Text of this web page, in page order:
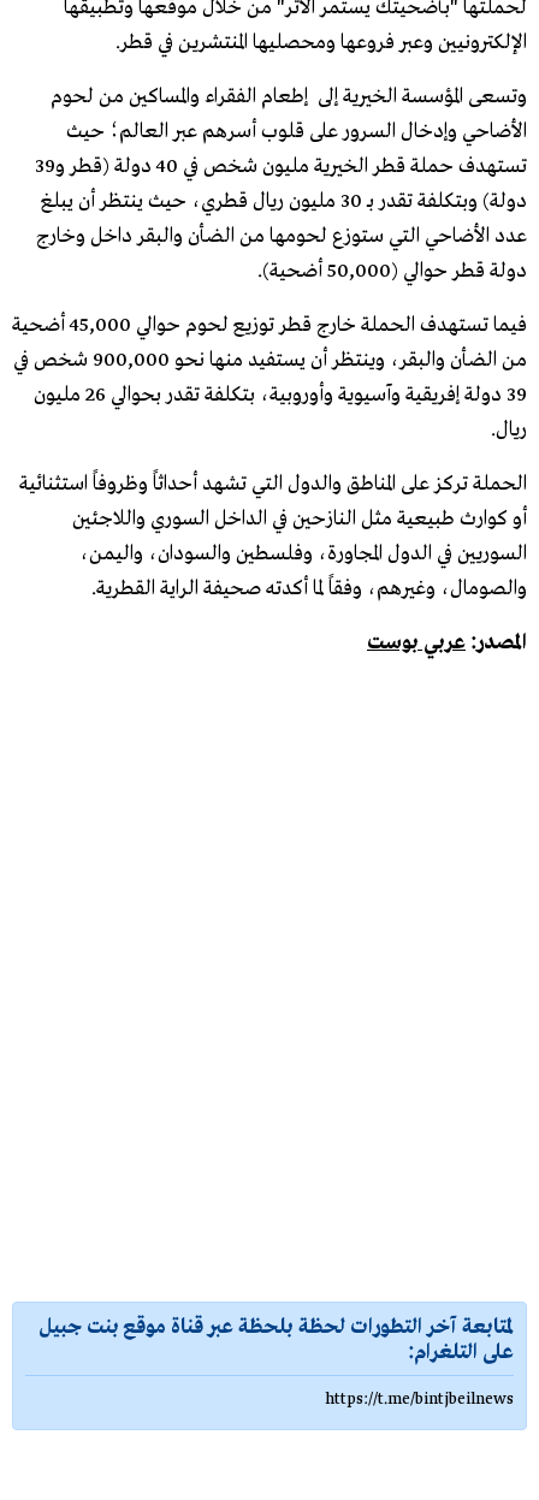
لحملتها "بأضحيتك يستمر الأثر" من خلال موقعها وتطبيقها
الإلكترونيين وعبر فروعها ومحصليها المنتشرين في قطر.
وتسعى المؤسسة الخيرية إلى إطعام الفقراء والمساكين من لحوم
الأضاحي وإدخال السرور على قلوب أسرهم عبر العالم؛ حيث
تستهدف حملة قطر الخيرية مليون شخص في 40 دولة (قطر و39
دولة) وبتكلفة تقدر بـ 30 مليون ريال قطري، حيث ينتظر أن يبلغ
عدد الأضاحي التي ستوزع لحومها من الضأن والبقر داخل وخارج
دولة قطر حوالي (50,000 أضحية).
فيما تستهدف الحملة خارج قطر توزيع لحوم حوالي 45,000 أضحية
من الضأن والبقر، وينتظر أن يستفيد منها نحو 900,000 شخص في
39 دولة إفريقية وآسيوية وأوروبية، بتكلفة تقدر بحوالي 26 مليون
ريال.
الحملة تركز على المناطق والدول التي تشهد أحداثاً وظروفاً استثنائية
أو كوارث طبيعية مثل النازحين في الداخل السوري واللاجئين
السوريين في الدول المجاورة، وفلسطين والسودان، واليمن،
والصومال، وغيرهم، وفقاً لما أكدته صحيفة الراية القطرية.
المصدر: عربي بوست
لمتابعة آخر التطورات لحظة بلحظة عبر قناة موقع بنت جبيل
على التلغرام:
https://t.me/bintjbeilnews